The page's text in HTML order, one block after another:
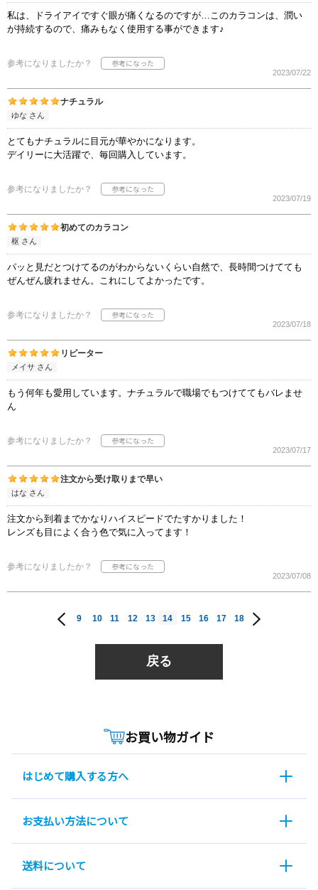
私は、ドライアイですぐ眼が痛くなるのですが…このカラコンは、潤い
が持続するので、痛みもなく使用する事ができます♪
参考になりましたか？
2023/07/22
ナチュラル
ゆな さん
とてもナチュラルに目元が華やかになります。
デイリーに大活躍で、毎回購入しています。
参考になりましたか？
2023/07/19
初めてのカラコン
枢 さん
パッと見だとつけてるのがわからないくらい自然で、長時間つけてても
ぜんぜん疲れません。これにしてよかったです。
参考になりましたか？
2023/07/18
リピーター
メイサ さん
もう何年も愛用しています。ナチュラルで職場でもつけててもバレませ
ん
参考になりましたか？
2023/07/17
注文から受け取りまで早い
はな さん
注文から到着までかなりハイスピードでたすかりました！
レンズも目によく合う色で気に入ってます！
参考になりましたか？
2023/07/08
9 10 11 12 13 14 15 16 17 18
戻る
お買い物ガイド
はじめて購入する方へ
お支払い方法について
送料について